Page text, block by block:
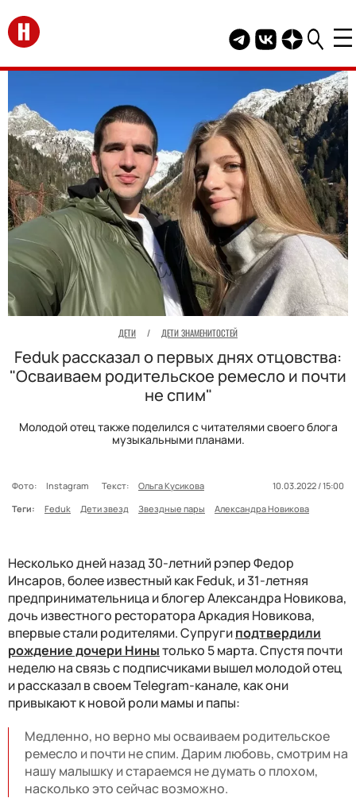
Перейти на главную
Telegram канал
Группа HELLO
Канал
ДЕТИ / ДЕТИ ЗНАМЕНИТОСТЕЙ
Feduk рассказал о первых днях отцовства:
"Осваиваем родительское ремесло и почти
не спим"
Молодой отец также поделился с читателями своего блога
музыкальными планами.
Фото: Instagram Текст: Ольга Кусикова
10.03.2022 / 15:00
Теги:
Feduk Дети звезд Звездные пары Александра Новикова
Несколько дней назад 30-летний рэпер Федор
Инсаров, более известный как Feduk, и 31-летняя
предпринимательница и блогер Александра Новикова,
дочь известного ресторатора Аркадия Новикова,
впервые стали родителями. Супругиподтвердили
рождение дочери Нинытолько 5 марта. Спустя почти
неделю на связь с подписчиками вышел молодой отец
и рассказал в своем Telegram-канале, как они
привыкают к новой роли мамы и папы:
Медленно, но верно мы осваиваем родительское
ремесло и почти не спим. Дарим любовь, смотрим на
нашу малышку и стараемся не думать о плохом,
насколько это сейчас возможно.